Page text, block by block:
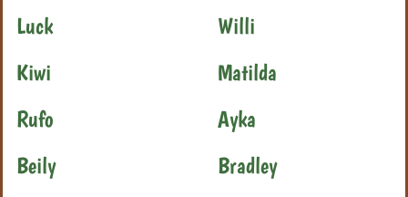
Luck
Willi
Kiwi
Matilda
Rufo
Ayka
Beily
Bradley